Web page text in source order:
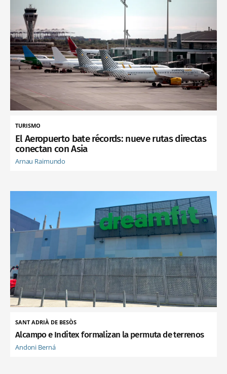
TURISMO
El Aeropuerto bate récords: nueve rutas directas
conectan con Asia
Arnau Raimundo
SANT ADRIÀ DE BESÒS
Alcampo e Inditex formalizan la permuta de terrenos
Andoni Berná